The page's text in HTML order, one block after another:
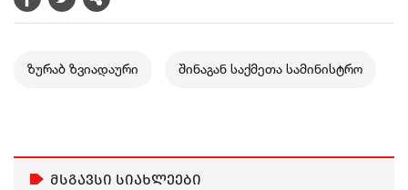
ზურაბ ზვიადაური შინაგან საქმეთა სამინისტრო
მსგავსი სიახლეები